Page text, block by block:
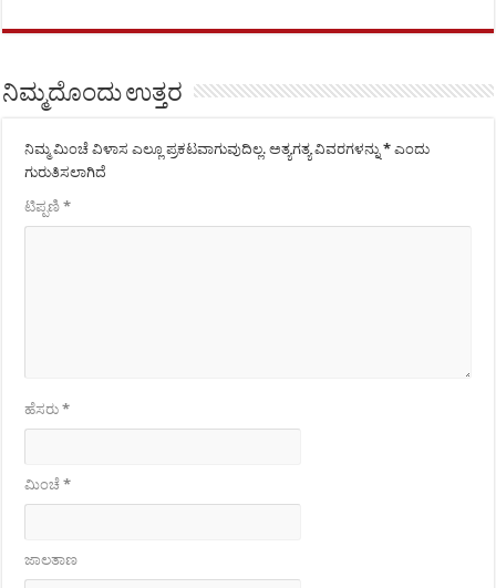
ನಿಮ್ಮದೊಂದು ಉತ್ತರ
ನಿಮ್ಮ ಮಿಂಚೆ ವಿಳಾಸ ಎಲ್ಲೂ ಪ್ರಕಟವಾಗುವುದಿಲ್ಲ. ಅತ್ಯಗತ್ಯ ವಿವರಗಳನ್ನು* ಎಂದು
ಗುರುತಿಸಲಾಗಿದೆ
ಟಿಪ್ಪಣಿ*
ಹೆಸರು*
ಮಿಂಚೆ*
ಜಾಲತಾಣ